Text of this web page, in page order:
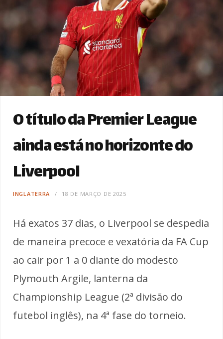
O título da Premier League
ainda está no horizonte do
Liverpool
INGLATERRA 18 DE MARÇO DE 2025
Há exatos 37 dias, o Liverpool se despedia
de maneira precoce e vexatória da FA Cup
ao cair por 1 a 0 diante do modesto
Plymouth Argile, lanterna da
Championship League (2ª divisão do
futebol inglês), na 4ª fase do torneio.